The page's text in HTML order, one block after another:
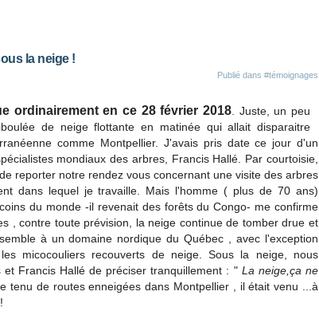
la neige !
Publié dans #témoignages
ordinairement en ce 28 février 2018 . Juste, un peu
de neige flottante en matinée qui allait disparaitre
comme Montpellier. J'avais pris date ce jour d'un
mondiaux des arbres, Francis Hallé. Par courtoisie,
reporter notre rendez vous concernant une visite des arbres
dans lequel je travaille. Mais l'homme ( plus de 70 ans)
du monde -il revenait des forêts du Congo- me confirme
, contre toute prévision, la neige continue de tomber drue et
à un domaine nordique du Québec , avec l'exception
micocouliers recouverts de neige. Sous la neige, nous
Francis Hallé de préciser tranquillement : "La neige,ça ne
tenu de routes enneigées dans Montpellier , il était venu ...à